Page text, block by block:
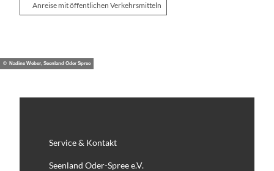
Anreise mit öffentlichen Verkehrsmitteln
© Nadine Weber, Seenland Oder Spree
Service & Kontakt
Seenland Oder-Spree e.V.